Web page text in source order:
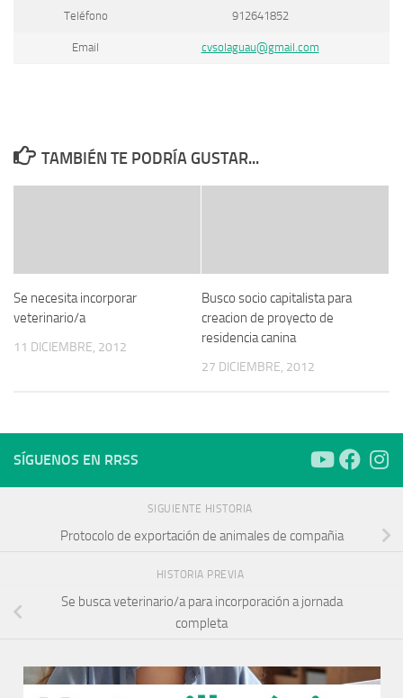
Teléfono 912641852
Email cvsolaguau@gmail.com
TAMBIÉN TE PODRÍA GUSTAR...
Se necesita incorporar
veterinario/a
11 DICIEMBRE, 2012
Busco socio capitalista para
creacion de proyecto de
residencia canina
27 DICIEMBRE, 2012
SÍGUENOS EN RRSS
SIGUIENTE HISTORIA
Protocolo de exportación de animales de compañia
HISTORIA PREVIA
Se busca veterinario/a para incorporación a jornada
completa